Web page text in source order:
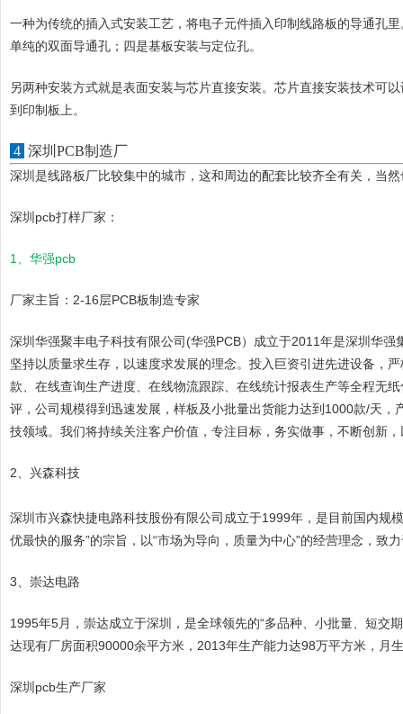
一种为传统的插入式安装工艺，将电子元件插入印制线路板的导通孔
单纯的双面导通孔；四是基板安装与定位孔。
另两种安装方式就是表面安装与芯片直接安装。芯片直接安装技术可
到印制板上。
4 深圳PCB制造厂
深圳是线路板厂比较集中的城市，这和周边的配套比较齐全有关，当
深圳pcb打样厂家：
1、华强pcb
厂家主旨：2-16层PCB板制造专家
深圳华强聚丰电子科技有限公司(华强PCB）成立于2011年是深圳华
坚持以质量求生存，以速度求发展的理念。投入巨资引进先进设备，
款、在线查询生产进度、在线物流跟踪、在线统计报表生产等全程无
评，公司规模得到迅速发展，样板及小批量出货能力达到1000款/天
技领域。我们将持续关注客户价值，专注目标，务实做事，不断创新
2、兴森科技
深圳市兴森快捷电路科技股份有限公司成立于1999年，是目前国内规
优最快的服务”的宗旨，以“市场为导向，质量为中心”的经营理念，
3、崇达电路
1995年5月，崇达成立于深圳，是全球领先的“多品种、小批量、短交
达现有厂房面积90000余平方米，2013年生产能力达98万平方米，月
深圳pcb生产厂家